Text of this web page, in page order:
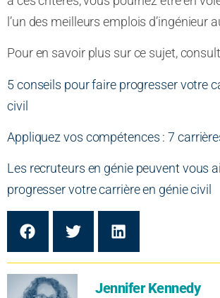
l’un des meilleurs emplois d’ingénieur
Pour en savoir plus sur ce sujet,
5 conseils pour faire progresser votre
civil
Appliquez vos compétences : 7
Les recruteurs en génie peuvent vous
progresser votre carrière en génie civil
Jennifer Kennedy